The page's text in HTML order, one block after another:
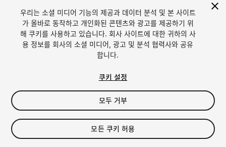
1/20
$29.99
세금/부가세는 결제 시 반영됩니다.
우리는 소셜 미디어 기능의 제공과 데이터 분석 및 본 사이트
가 올바로 동작하고 개인화된 콘텐츠와 광고를 제공하기 위
해 쿠키를 사용하고 있습니다. 회사 사이트에 대한 귀하의 사
용 정보를 회사의 소셜 미디어, 광고 및 분석 협력사와 공유
합니다.
쿠키 설정
모두 거부
모든 쿠키 허용